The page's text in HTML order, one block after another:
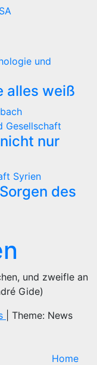
und
alles weiß
Gesellschaft
nur
Syrien
des
und zweifle an
Gide)
Theme: News
Home